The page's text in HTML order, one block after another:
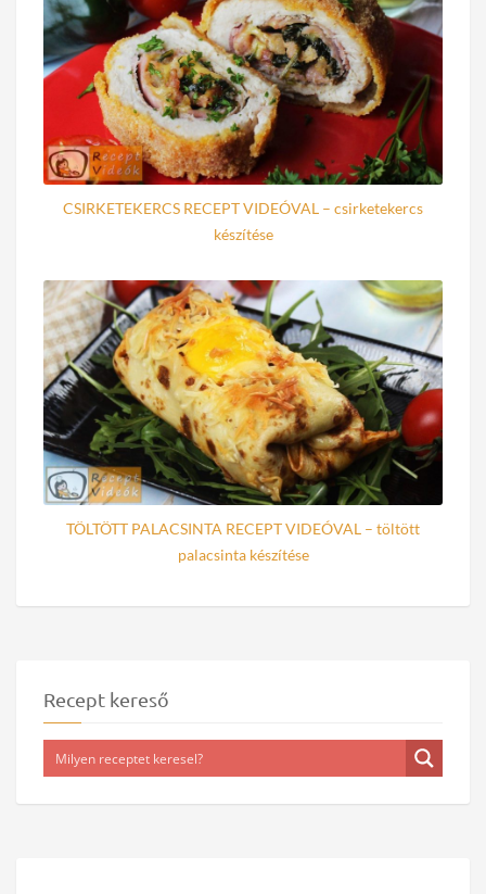
CSIRKETEKERCS RECEPT VIDEÓVAL – csirketekercs
készítése
TÖLTÖTT PALACSINTA RECEPT VIDEÓVAL – töltött
palacsinta készítése
Recept kereső